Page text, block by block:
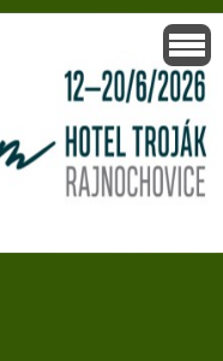
Držková